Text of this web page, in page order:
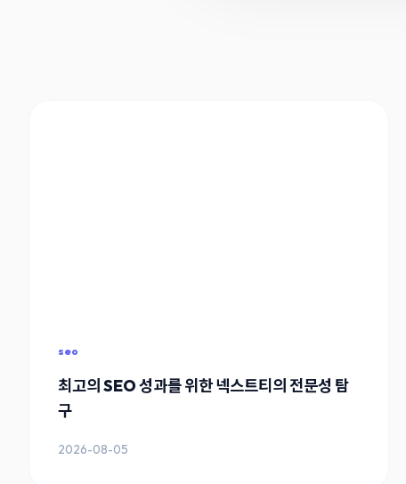
seo
최고의 SEO 성과를 위한 넥스트티의 전문성 탐
구
2026-08-05